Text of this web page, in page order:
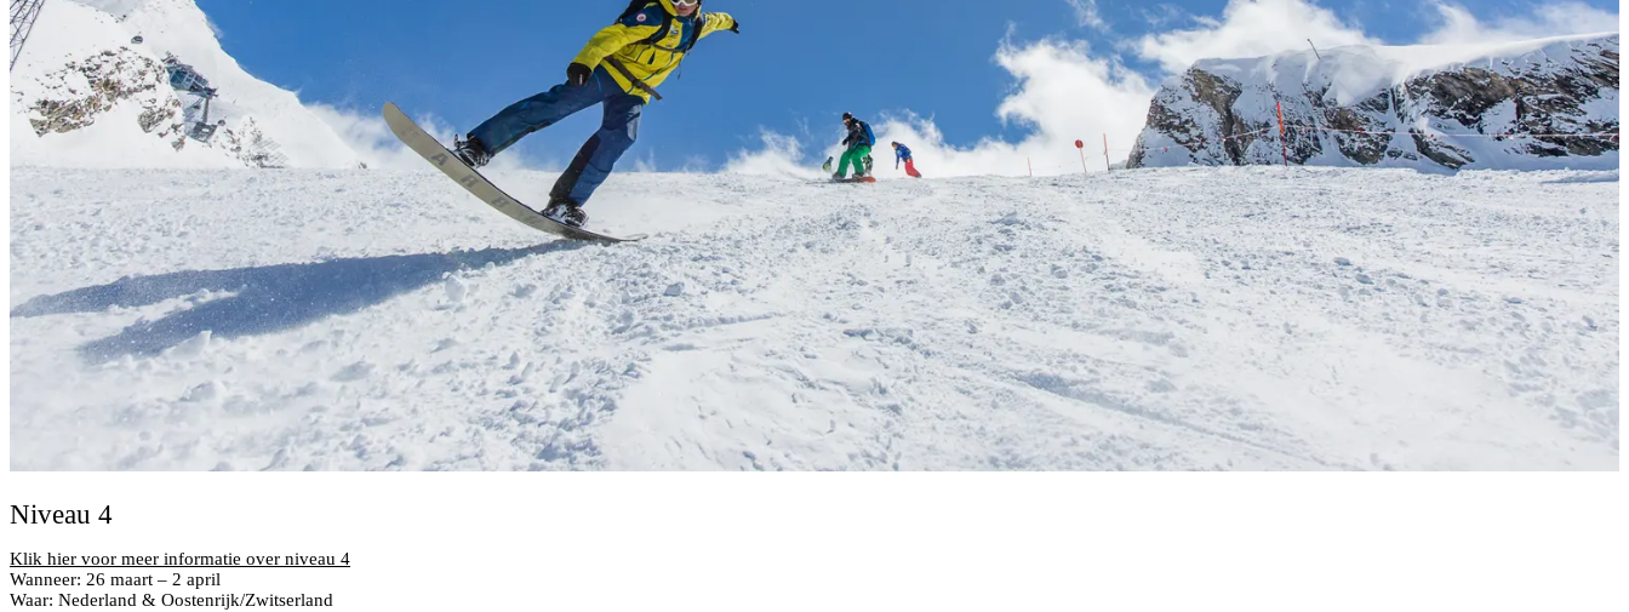
Niveau 4
Klik hier voor meer informatie over niveau 4
Wanneer: 26 maart – 2 april
Waar: Nederland & Oostenrijk/Zwitserland